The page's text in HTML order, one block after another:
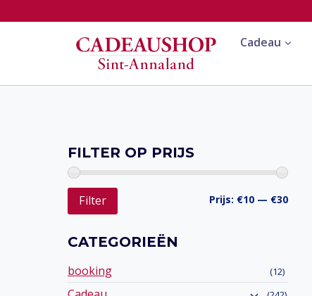
Cadeau
FILTER OP PRIJS
Min.
Max.
Filter Prijs: €10 — €30
CATEGORIEËN
booking (12)